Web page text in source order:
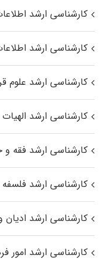
کارشناسی ارشد
کارشناسی ارشد
کارشناسی ارشد علوم
کارشناسی ارشد
کارشناسی ارشد فقه
کارشناسی ارشد فلسفه
کارشناسی ارشد
کارشناسی ارشد امور